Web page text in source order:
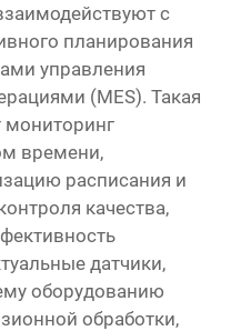
с
планирования
управления
(MES). Такая
мониторинг
времени,
расписания и
качества,
датчики,
оборудованию
обработки,